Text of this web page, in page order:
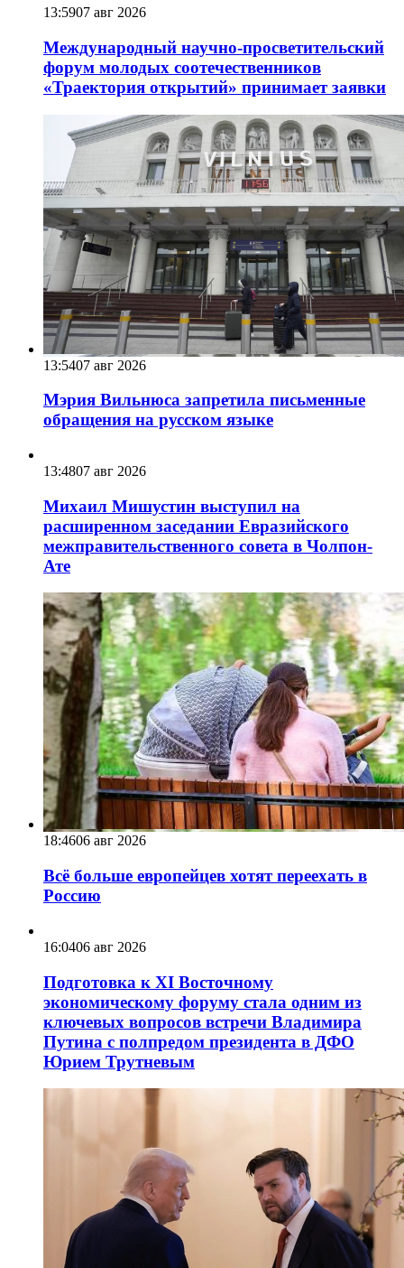
13:5907 авг 2026
Международный научно-просветительский
форум молодых соотечественников
«Траектория открытий» принимает заявки
13:5407 авг 2026
Мэрия Вильнюса запретила письменные
обращения на русском языке
13:4807 авг 2026
Михаил Мишустин выступил на
расширенном заседании Евразийского
межправительственного совета в Чолпон-
Ате
18:4606 авг 2026
Всё больше европейцев хотят переехать в
Россию
16:0406 авг 2026
Подготовка к XI Восточному
экономическому форуму стала одним из
ключевых вопросов встречи Владимира
Путина с полпредом президента в ДФО
Юрием Трутневым